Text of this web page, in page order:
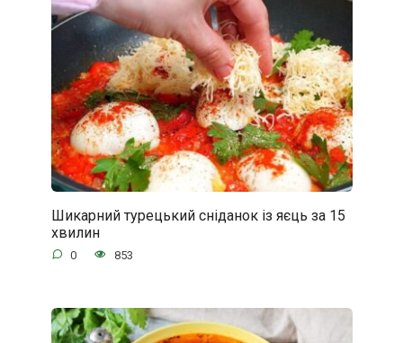
Шикарний турецький сніданок із яєць за 15
хвилин
0 853